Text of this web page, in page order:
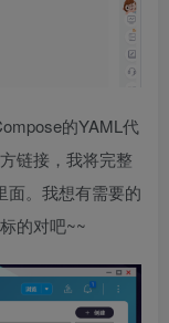
的YAML代
链接，我将完整
面。我想有需要的
的对吧~~